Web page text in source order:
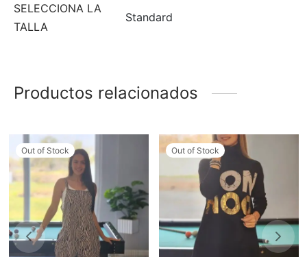
SELECCIONA LA
TALLA
Standard
Productos relacionados
Out of Stock Out of Stock